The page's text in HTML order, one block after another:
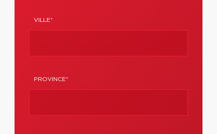
VILLE*
PROVINCE*